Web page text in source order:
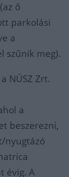
ő
parkolási
a
szűnik meg).
NÚSZ Zrt.
a
beszerezni,
nyugtázó
évig. A